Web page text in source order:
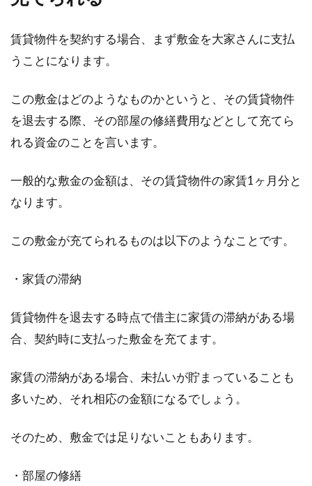
アパートの部屋を借りるとき、難しい用語の意
味がよくわからずに戸惑うことがありますよ
料で見ることはできるの？
アパートの家賃の目安はどのくら
い？手取り15万円を例に解説
社会人としての生活がはじまる際、同時に一人
賃貸物件を契約する場合、まず敷金を大家さんに支払
うことになります。
この敷金はどのようなものかというと、その賃貸物件
を退去する際、その部屋の修繕費用などとして充てら
れる資金のことを言います。
一般的な敷金の金額は、その賃貸物件の家賃1ヶ月分と
なります。
この敷金が充てられるものは以下のようなことです。
・家賃の滞納
賃貸物件を退去する時点で借主に家賃の滞納がある場
合、契約時に支払った敷金を充てます。
家賃の滞納がある場合、未払いが貯まっていることも
多いため、それ相応の金額になるでしょう。
そのため、敷金では足りないこともあります。
・部屋の修繕